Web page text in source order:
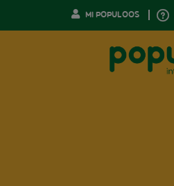
MI POPULOOS